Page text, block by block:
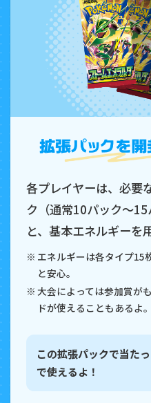
各プレイヤーは、必要
ク（通常10パック～15
と、基本エネルギーを
エネルギーは各タイプ15
と安心。
大会によっては参加賞が
ドが使えることもあるよ。
この拡張パックで当た
で使えるよ！